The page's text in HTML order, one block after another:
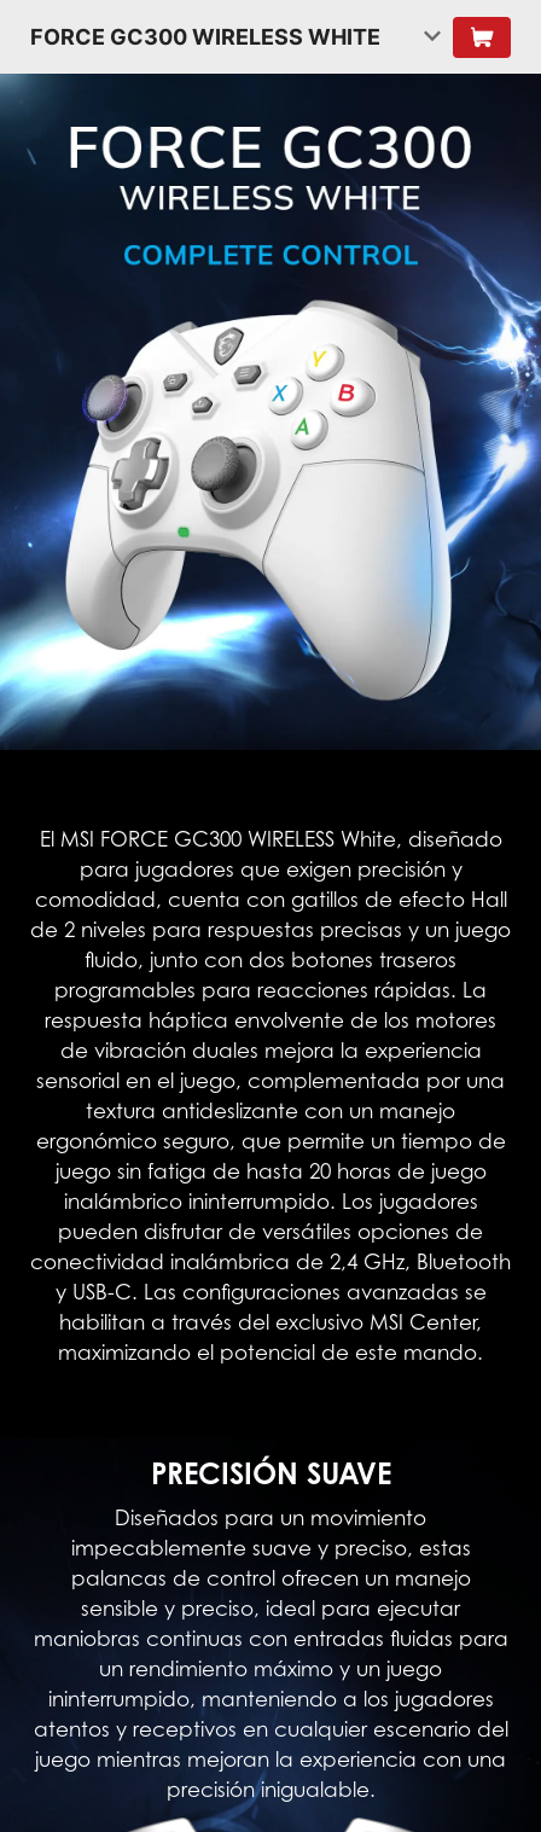
FORCE GC300 WIRELESS WHITE
El MSI FORCE GC300 WIRELESS White, diseñado
para jugadores que exigen precisión y
comodidad, cuenta con gatillos de efecto Hall
de 2 niveles para respuestas precisas y un juego
fluido, junto con dos botones traseros
programables para reacciones rápidas. La
respuesta háptica envolvente de los motores
de vibración duales mejora la experiencia
sensorial en el juego, complementada por una
textura antideslizante con un manejo
ergonómico seguro, que permite un tiempo de
juego sin fatiga de hasta 20 horas de juego
inalámbrico ininterrumpido. Los jugadores
pueden disfrutar de versátiles opciones de
conectividad inalámbrica de 2,4 GHz, Bluetooth
y USB-C. Las configuraciones avanzadas se
habilitan a través del exclusivo MSI Center,
maximizando el potencial de este mando.
PRECISIÓN SUAVE
Diseñados para un movimiento
impecablemente suave y preciso, estas
palancas de control ofrecen un manejo
sensible y preciso, ideal para ejecutar
maniobras continuas con entradas fluidas para
un rendimiento máximo y un juego
ininterrumpido, manteniendo a los jugadores
atentos y receptivos en cualquier escenario del
juego mientras mejoran la experiencia con una
precisión inigualable.